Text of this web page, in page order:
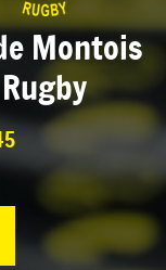
Montois
Rugby